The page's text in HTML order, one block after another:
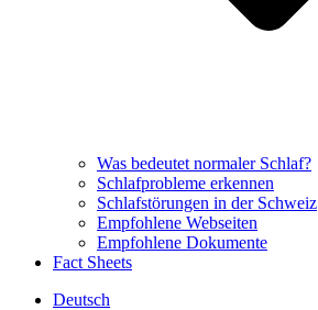
Was bedeutet normaler Schlaf?
Schlafprobleme erkennen
Schlafstörungen in der Schweiz
Empfohlene Webseiten
Empfohlene Dokumente
Fact Sheets
Deutsch